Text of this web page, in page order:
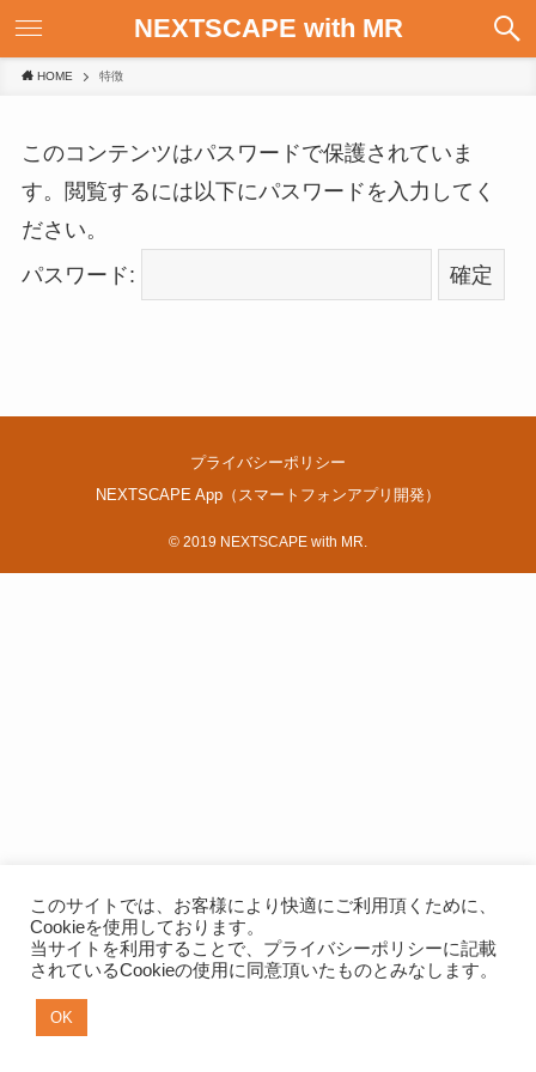
NEXTSCAPE with MR
HOME 特徴
このコンテンツはパスワードで保護されていま
す。閲覧するには以下にパスワードを入力してく
ださい。
パスワード:
プライバシーポリシー
NEXTSCAPE App（スマートフォンアプリ開発）
© 2019 NEXTSCAPE with MR.
このサイトでは、お客様により快適にご利用頂くために、
Cookieを使用しております。
当サイトを利用することで、 プライバシーポリシーに記載
されているCookieの使用に同意頂いたものとみなします。
OK